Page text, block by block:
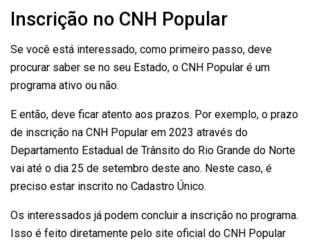
Inscrição no CNH Popular
Se você está interessado, como primeiro passo, deve
procurar saber se no seu Estado, o CNH Popular é um
programa ativo ou não.
E então, deve ficar atento aos prazos. Por exemplo, o prazo
de inscrição na CNH Popular em 2023 através do
Departamento Estadual de Trânsito do Rio Grande do Norte
vai até o dia 25 de setembro deste ano. Neste caso, é
preciso estar inscrito no Cadastro Único.
Os interessados já podem concluir a inscrição no programa.
Isso é feito diretamente pelo site oficial do CNH Popular